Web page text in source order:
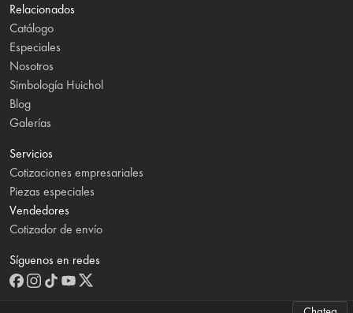
Relacionados
Catálogo
Especiales
Nosotros
Simbología Huichol
Blog
Galerías
Servicios
Cotizaciones empresariales
Piezas especiales
Vendedores
Cotizador de envío
Síguenos en redes